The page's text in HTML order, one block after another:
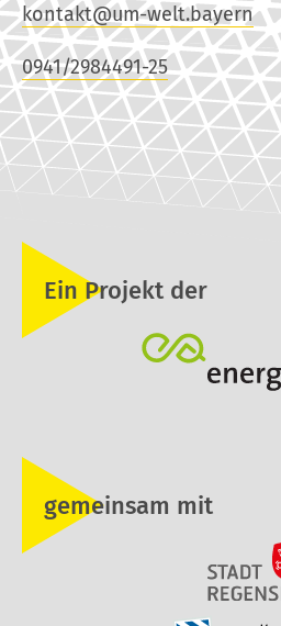
kontakt@um-welt.bayern
0941/2984491-25
Ein Projekt der
gemeinsam mit